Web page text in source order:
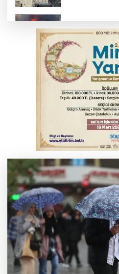
sıçrayan
Palandöken:
yapılandırma
Babasını
hayatını
Elektrik akımına
kaybetti